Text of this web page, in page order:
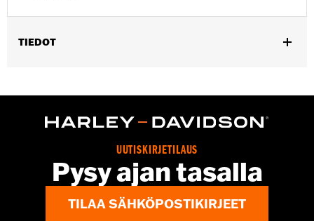
TIEDOT
Sold In Units:Each
bumper and installation instructions
UUTISKIRJETILAUS
Pysy ajan tasalla
TILAA SÄHKÖPOSTIKIRJEET